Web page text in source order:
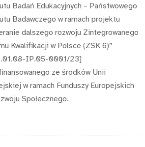
Badań Edukacyjnych – Państwowego
Badawczego w ramach projektu
dalszego rozwoju Zintegrowanego
Kwalifikacji w Polsce (ZSK 6)”
IP.05-0001/23]
ze środków Unii
w ramach Funduszy Europejskich
Społecznego.